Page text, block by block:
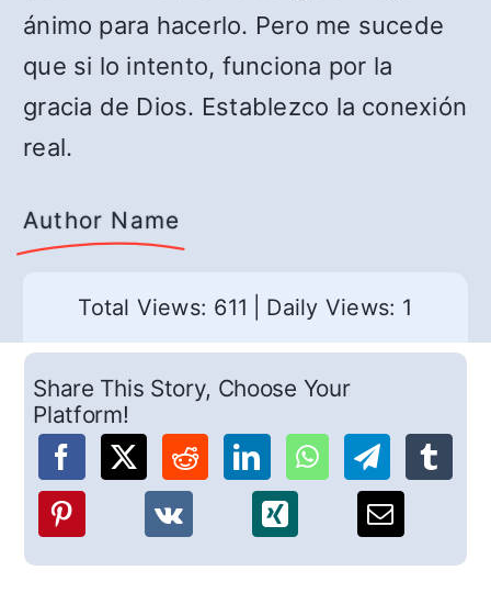
ánimo para hacerlo. Pero me sucede
que si lo intento, funciona por la
gracia de Dios. Establezco la conexión
real.
Author Name
Total Views: 611 Daily Views: 1
Share This Story, Choose Your
Platform!